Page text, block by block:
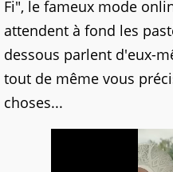
Fi", le fameux mode
attendent à fond les
dessous parlent d'eux-
tout de même vous
choses...